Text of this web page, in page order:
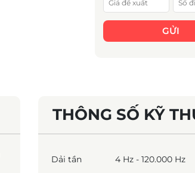
GỬI
THÔNG SỐ KỸ
Dải tần 4 Hz - 120.000 Hz